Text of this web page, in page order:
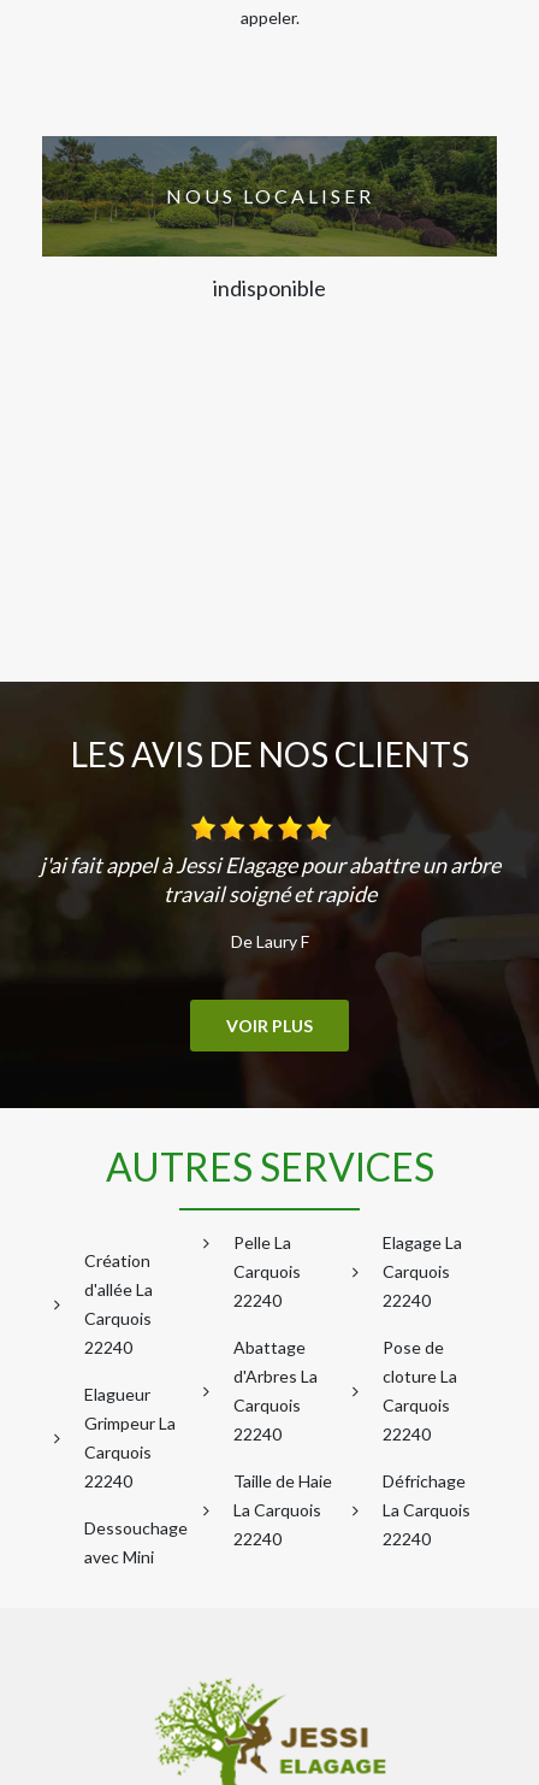
appeler.
NOUS LOCALISER
indisponible
LES AVIS DE NOS CLIENTS
j'ai fait appel à Jessi Elagage pour abattre un arbre
travail soigné et rapide
De Laury F
VOIR PLUS
AUTRES SERVICES
Création
d'allée La
Carquois
22240
Elagueur
Grimpeur La
Carquois
22240
Dessouchage
avec Mini
Pelle La
Carquois
22240
Abattage
d'Arbres La
Carquois
22240
Taille de Haie
La Carquois
22240
Elagage La
Carquois
22240
Pose de
cloture La
Carquois
22240
Défrichage
La Carquois
22240